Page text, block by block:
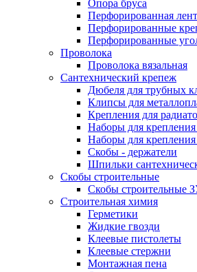
Опора бруса
Перфорированная
Перфорированные
Перфорированные
Проволока
Проволока вязальная
Сантехнический крепеж
Дюбеля для трубных
Клипсы для
Крепления для
Наборы для
Наборы для крепления
Скобы - держатели
Шпильки
Скобы строительные
Скобы строительные
Строительная химия
Герметики
Жидкие гвозди
Клеевые пистолеты
Клеевые стержни
Монтажная пена